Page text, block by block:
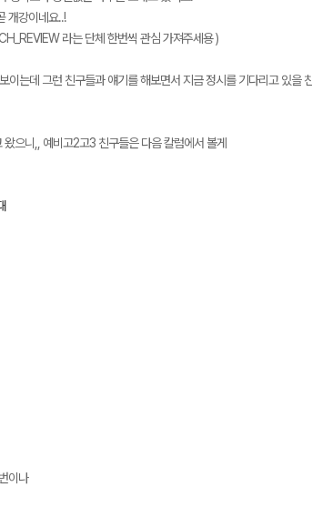
개강이네요..!
라는 단체 한번씩 관심 가져주세용 )
이는데 그런 친구들과 얘기를 해보면서 지금 정시를 기다리고 있을
으니,, 예비고2고3 친구들은 다음 칼럼에서 볼게
이나